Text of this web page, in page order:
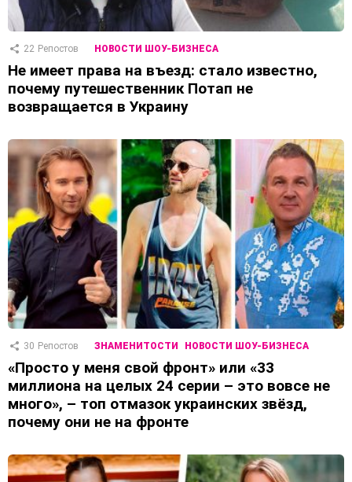
22 Репостов НОВОСТИ ШОУ-БИЗНЕСА
Не имеет права на въезд: стало известно,
почему путешественник Потап не
возвращается в Украину
30 Репостов ЗНАМЕНИТОСТИ НОВОСТИ ШОУ-БИЗНЕСА
«Просто у меня свой фронт» или «33
миллиона на целых 24 серии – это вовсе не
много», – топ отмазок украинских звёзд,
почему они не на фронте